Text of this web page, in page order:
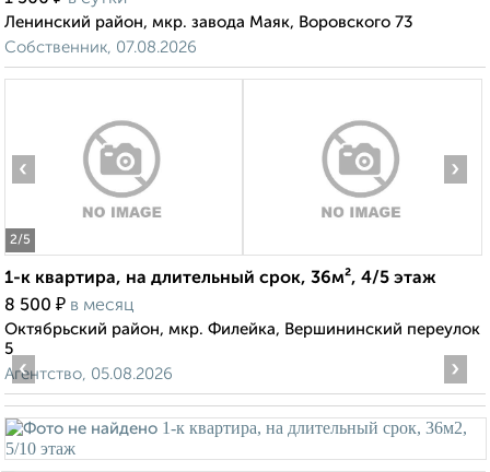
Ленинский район, мкр. завода Маяк, Воровского 73
Собственник, 07.08.2026
2/5
‹ ›
1-к квартира, на длительный срок, 36м², 4/5 этаж
8 500 ₽ в месяц
Октябрьский район, мкр. Филейка, Вершининский переулок
5
Агентство, 05.08.2026
‹ ›